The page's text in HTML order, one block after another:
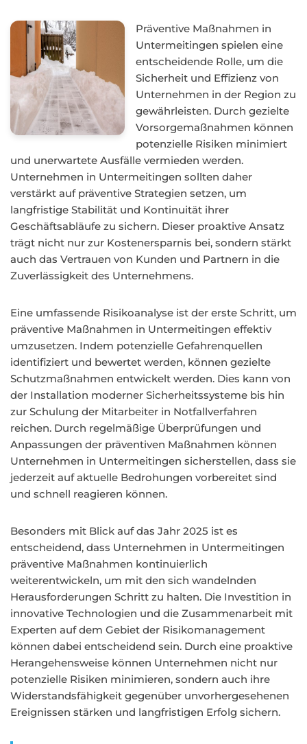
Präventive Maßnahmen in
Untermeitingen spielen eine
entscheidende Rolle, um die
Sicherheit und Effizienz von
Unternehmen in der Region zu
gewährleisten. Durch gezielte
Vorsorgemaßnahmen können
potenzielle Risiken minimiert
und unerwartete Ausfälle vermieden werden.
Unternehmen in Untermeitingen sollten daher
verstärkt auf präventive Strategien setzen, um
langfristige Stabilität und Kontinuität ihrer
Geschäftsabläufe zu sichern. Dieser proaktive Ansatz
trägt nicht nur zur Kostenersparnis bei, sondern stärkt
auch das Vertrauen von Kunden und Partnern in die
Zuverlässigkeit des Unternehmens.
Eine umfassende Risikoanalyse ist der erste Schritt, um
präventive Maßnahmen in Untermeitingen effektiv
umzusetzen. Indem potenzielle Gefahrenquellen
identifiziert und bewertet werden, können gezielte
Schutzmaßnahmen entwickelt werden. Dies kann von
der Installation moderner Sicherheitssysteme bis hin
zur Schulung der Mitarbeiter in Notfallverfahren
reichen. Durch regelmäßige Überprüfungen und
Anpassungen der präventiven Maßnahmen können
Unternehmen in Untermeitingen sicherstellen, dass sie
jederzeit auf aktuelle Bedrohungen vorbereitet sind
und schnell reagieren können.
Besonders mit Blick auf das Jahr 2025 ist es
entscheidend, dass Unternehmen in Untermeitingen
präventive Maßnahmen kontinuierlich
weiterentwickeln, um mit den sich wandelnden
Herausforderungen Schritt zu halten. Die Investition in
innovative Technologien und die Zusammenarbeit mit
Experten auf dem Gebiet der Risikomanagement
können dabei entscheidend sein. Durch eine proaktive
Herangehensweise können Unternehmen nicht nur
potenzielle Risiken minimieren, sondern auch ihre
Widerstandsfähigkeit gegenüber unvorhergesehenen
Ereignissen stärken und langfristigen Erfolg sichern.